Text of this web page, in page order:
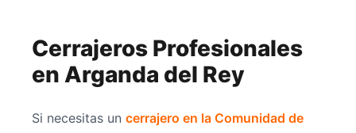
Cerrajeros Profesionales
en Arganda del Rey
Si necesitas un cerrajero en la Comunidad de